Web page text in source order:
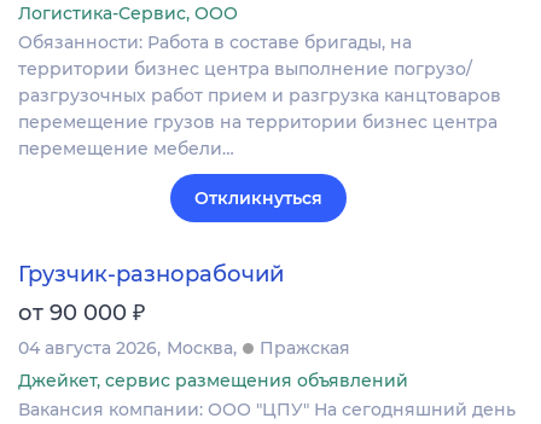
Логистика-Сервис, ООО
Обязанности: Работа в составе бригады, на
территории бизнес центра выполнение погрузо/
разгрузочных работ прием и разгрузка канцтоваров
перемещение грузов на территории бизнес центра
перемещение мебели…
Откликнуться
Грузчик-разнорабочий
от 90 000 ₽
04 августа 2026 Москва
Пражская
Джейкет, сервис размещения объявлений
Вакансия компании: ООО "ЦПУ" На сегодняшний день